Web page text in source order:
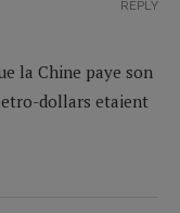
la Chine paye son
dollars etaient
REPLY